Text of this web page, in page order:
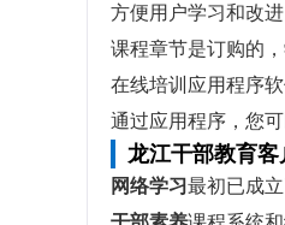
方便用户学习和改
课程章节是订购的
在线培训应用程序
通过应用程序，您
龙江干部教育客
网络学习最初已成